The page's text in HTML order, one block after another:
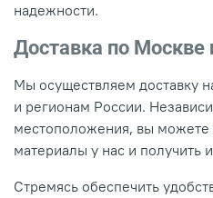
надежности.
Доставка по
Мы осуществляем доставку
и регионам России.
местоположения, вы можете
материалы у нас и получить
Стремясь обеспечить